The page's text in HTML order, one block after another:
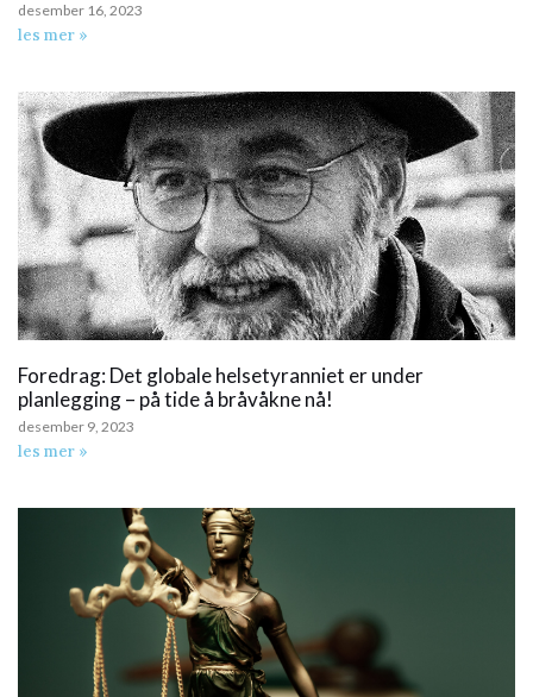
desember 16, 2023
les mer »
Foredrag: Det globale helsetyranniet er under
planlegging – på tide å bråvåkne nå!
desember 9, 2023
les mer »